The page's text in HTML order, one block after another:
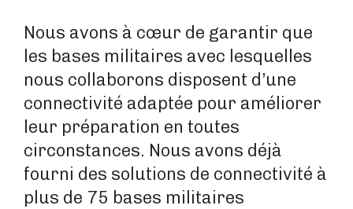
Nous avons à cœur de garantir que
les bases militaires avec lesquelles
nous collaborons disposent d’une
connectivité adaptée pour améliorer
leur préparation en toutes
circonstances. Nous avons déjà
fourni des solutions de connectivité à
plus de 75 bases militaires